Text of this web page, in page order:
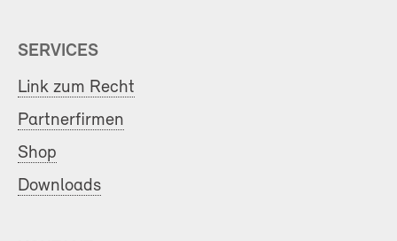
SERVICES
Link zum Recht
Partnerfirmen
Shop
Downloads